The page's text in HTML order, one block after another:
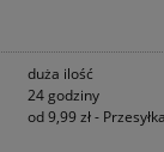
duża ilość
24 godziny
od 9,99 zł-